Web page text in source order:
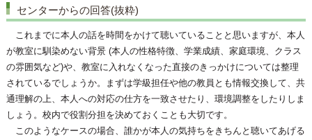
センターからの回答(抜粋)
これまでに本人の話を時間をかけて聴いていることと思いますが、本人
が教室に馴染めない背景 (本人の性格特徴、学業成績、家庭環境、クラス
の雰囲気など)や、教室に入れなくなった直接のきっかけについては整理
されているでしょうか。まずは学級担任や他の教員とも情報交換して、共
通理解の上、本人への対応の仕方を一致させたり、環境調整をしたりしま
しょう。校内で役割分担を決めておくことも大切です。
このようなケースの場合、誰かが本人の気持ちをきちんと聴いてあげる